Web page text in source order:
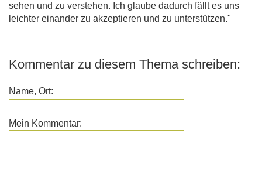
sehen und zu verstehen. Ich glaube dadurch fällt es uns
leichter einander zu akzeptieren und zu unterstützen."
Kommentar zu diesem Thema schreiben:
Name, Ort:
Mein Kommentar: